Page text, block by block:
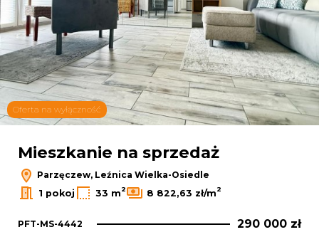
Oferta na wyłączność
Mieszkanie na sprzedaż
Parzęczew, Leźnica Wielka-Osiedle
1 pokoj
33 m2 8 822,63 zł/m2
PFT-MS-4442 290 000 zł